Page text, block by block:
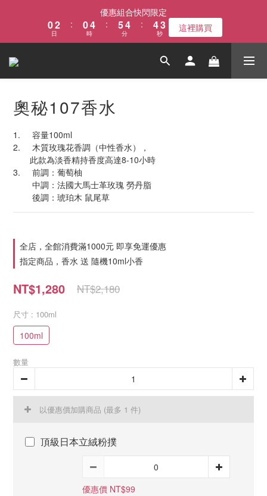
優惠組合快閃限定
02
1
日
:
04
3
0
時
:
6
5
4
1
5
4
3
0
分
:
5
4
3
0
3
2
1
秒 這裡購買
奧秘107香水
1.	容量100ml
2.	木質玫瑰花香調（中性香水），
       此款為淡香精持香度高達8-10小時
3.	前調：葡萄柚
        中調：法國大馬士革玫瑰 勞丹脂
        後調：琥珀木 鼠尾草
全店，全館消費滿1000元 即享免運優惠
指定商品，香水 送 隨機10ml小香
NT$1,280 NT$2,180
尺寸 : 100ml
100ml
數量
以優惠價加購商品 (最多 1 件)
頂級日本立絨粉撲
優惠價 NT$99